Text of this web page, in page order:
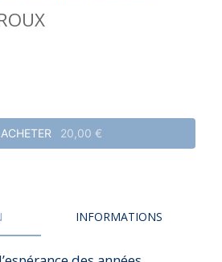
ACHETER 20,00 €
INFORMATIONS